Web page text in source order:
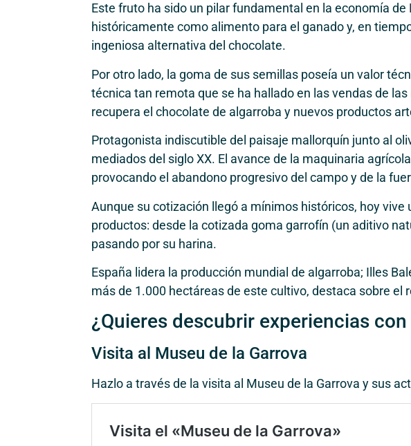
Este fruto ha sido un pilar fundamental en la economía
históricamente como alimento para el ganado y, en
ingeniosa alternativa del chocolate.
Por otro lado, la goma de sus semillas poseía un valor
técnica tan remota que se ha hallado en las vendas de
recupera el chocolate de algarroba y nuevos productos
Protagonista indiscutible del paisaje mallorquín junto al
mediados del siglo XX. El avance de la maquinaria
provocando el abandono progresivo del campo y de la
Aunque su cotización llegó a mínimos históricos, hoy
productos: desde la cotizada goma garrofín (un aditivo
pasando por su harina.
España lidera la producción mundial de algarroba; Illes
más de 1.000 hectáreas de este cultivo, destaca sobre el
¿Quieres descubrir experiencias
Visita al Museu de la Garrova
Hazlo a través de la visita al Museu de la Garrova y sus